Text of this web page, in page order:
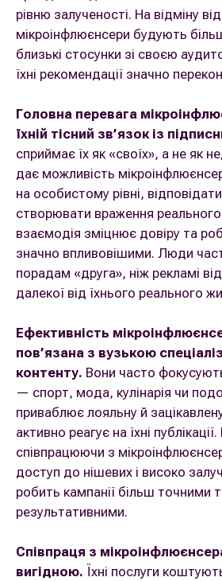
рівню залученості. На відміну
мікроінфлюєнсери будують
близькі стосунки зі своєю
їхні рекомендації значно
Головна перевага
їхній тісний зв’язок із
сприймає їх як «своїх», а не як
дає можливість
на особистому рівні,
створювати враження реального
взаємодія зміцнює довіру та
значно впливовішими. Люди
порадам «друга», ніж рекламі
далекої від їхнього реального
Ефективність
пов’язана з вузькою
контенту. Вони часто
— спорт, мода, кулінарія чи
приваблює лояльну й
активно реагує на їхні
співпрацюючи з
доступ до нішевих і високо
робить кампанії більш точними
результативними.
Співпраця з
вигідною. Їхні послуги